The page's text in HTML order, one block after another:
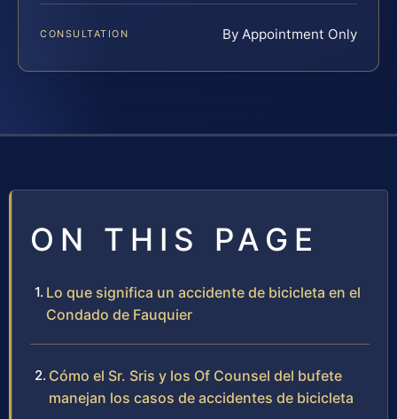
CONSULTATION By Appointment Only
ON THIS PAGE
Lo que significa un accidente de bicicleta en el
Condado de Fauquier
Cómo el Sr. Sris y los Of Counsel del bufete
manejan los casos de accidentes de bicicleta